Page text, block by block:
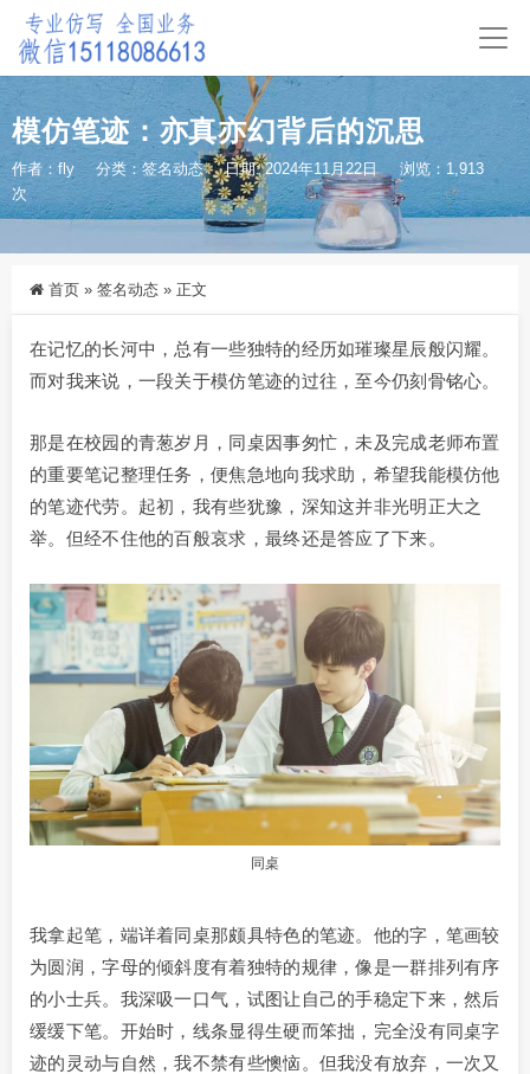
模仿笔迹：亦真亦幻背后的沉思
作者：fly 分类：签名动态 日期: 2024年11月22日
浏览：1,913
次
首页 » 签名动态 » 正文
在记忆的长河中，总有一些独特的经历如璀璨星辰般闪耀。
而对我来说，一段关于模仿笔迹的过往，至今仍刻骨铭心。
那是在校园的青葱岁月，同桌因事匆忙，未及完成老师布置
的重要笔记整理任务，便焦急地向我求助，希望我能模仿他
的笔迹代劳。起初，我有些犹豫，深知这并非光明正大之
举。但经不住他的百般哀求，最终还是答应了下来。
同桌
我拿起笔，端详着同桌那颇具特色的笔迹。他的字，笔画较
为圆润，字母的倾斜度有着独特的规律，像是一群排列有序
的小士兵。我深吸一口气，试图让自己的手稳定下来，然后
缓缓下笔。开始时，线条显得生硬而笨拙，完全没有同桌字
迹的灵动与自然，我不禁有些懊恼。但我没有放弃，一次又